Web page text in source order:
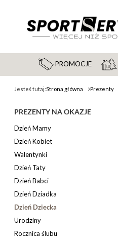
PROMOCJE
Jesteś tutaj:Strona główna Prezenty
PREZENTY NA OKAZJE
Dzień Mamy
Dzień Kobiet
Walentynki
Dzień Taty
Dzień Babci
Dzień Dziadka
Dzień Dziecka
Urodziny
Rocznica ślubu